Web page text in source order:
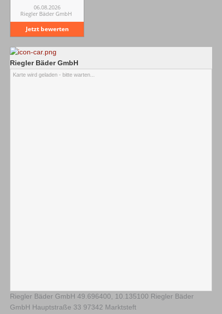
06.08.2026
Riegler Bäder GmbH
Jetzt bewerten
Riegler Bäder GmbH
Karte wird geladen - bitte warten...
Riegler Bäder GmbH 49.696400 10.135100 Riegler Bäder
GmbH Hauptstraße 33 97342 Marktsteft